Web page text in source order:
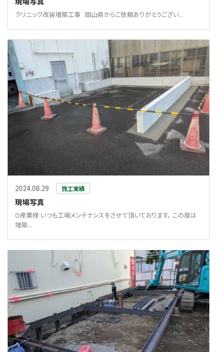
クリニック改装増築工事 岡山県からご依頼ありがとうござい...
2024.08.29 施工実績
現場写真
O産業様 いつも工場メンテナンスをさせて頂いております。 この度は
増築...